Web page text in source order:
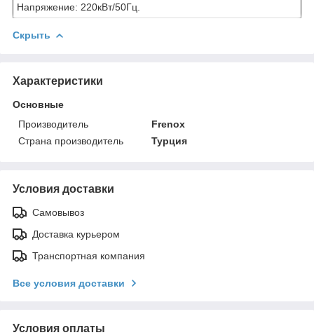
Напряжение: 220кВт/50Гц.
Скрыть
Характеристики
Основные
Производитель
Frenox
Страна производитель
Турция
Условия доставки
Самовывоз
Доставка курьером
Транспортная компания
Все условия доставки
Условия оплаты